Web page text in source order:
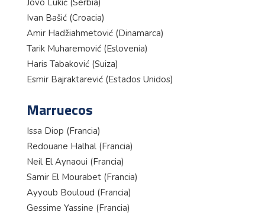
Ivan Bašić (Croacia)
Amir Hadžiahmetović (Dinamarca)
Tarik Muharemović (Eslovenia)
Haris Tabaković (Suiza)
Esmir Bajraktarević (Estados Unidos)
Marruecos
Issa Diop (Francia)
Redouane Halhal (Francia)
Neil El Aynaoui (Francia)
Samir El Mourabet (Francia)
Ayyoub Bouloud (Francia)
Gessime Yassine (Francia)